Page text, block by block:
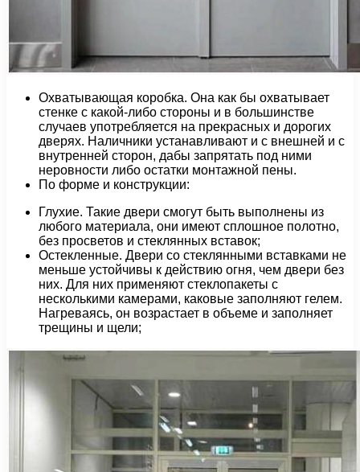
Охватывающая коробка. Она как бы охватывает
стенке с какой-либо стороны и в большинстве
случаев употребляется на прекрасных и дорогих
дверях. Наличники устанавливают и с внешней и с
внутренней сторон, дабы запрятать под ними
неровности либо остатки монтажной пены.
По форме и конструкции:
Глухие. Такие двери смогут быть выполнены из
любого материала, они имеют сплошное полотно,
без просветов и стеклянных вставок;
Остекленные. Двери со стеклянными вставками не
меньше устойчивы к действию огня, чем двери без
них. Для них применяют стеклопакеты с
несколькими камерами, каковые заполняют гелем.
Нагреваясь, он возрастает в объеме и заполняет
трещины и щели;